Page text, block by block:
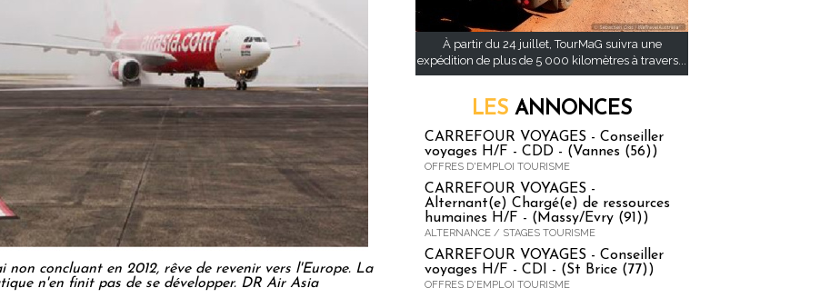
non concluant en 2012, rêve de revenir vers l'Europe. La
n'en finit pas de se développer. DR Air Asia
À partir du 24 juillet, TourMaG suivra une
expédition de plus de 5 000 kilomètres à travers...
LES ANNONCES
CARREFOUR VOYAGES - Conseiller
voyages H/F - CDD - (Vannes (56))
OFFRES D'EMPLOI TOURISME
CARREFOUR VOYAGES -
Alternant(e) Chargé(e) de ressources
humaines H/F - (Massy/Evry (91))
ALTERNANCE / STAGES TOURISME
CARREFOUR VOYAGES - Conseiller
voyages H/F - CDI - (St Brice (77))
OFFRES D'EMPLOI TOURISME